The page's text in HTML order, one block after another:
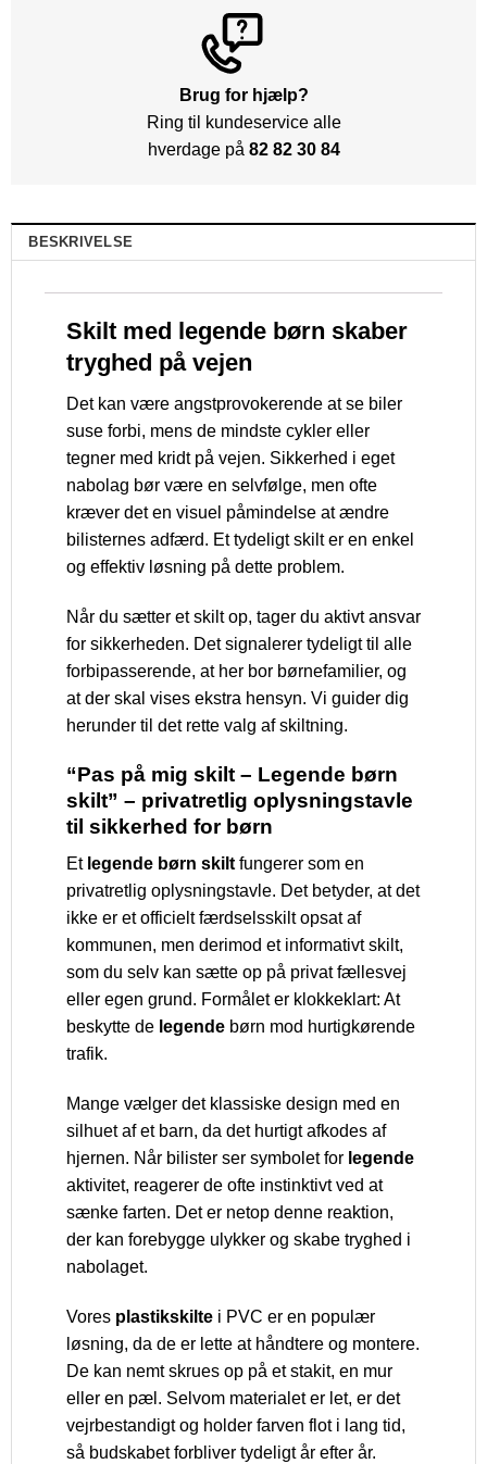
Brug for hjælp?
Ring til kundeservice alle
hverdage på 82 82 30 84
BESKRIVELSE
Skilt med legende børn skaber
tryghed på vejen
Det kan være angstprovokerende at se biler
suse forbi, mens de mindste cykler eller
tegner med kridt på vejen. Sikkerhed i eget
nabolag bør være en selvfølge, men ofte
kræver det en visuel påmindelse at ændre
bilisternes adfærd. Et tydeligt skilt er en enkel
og effektiv løsning på dette problem.
Når du sætter et skilt op, tager du aktivt ansvar
for sikkerheden. Det signalerer tydeligt til alle
forbipasserende, at her bor børnefamilier, og
at der skal vises ekstra hensyn. Vi guider dig
herunder til det rette valg af skiltning.
“Pas på mig skilt – Legende børn
skilt” – privatretlig oplysningstavle
til sikkerhed for børn
Et legende børn skiltfungerer som en
privatretlig oplysningstavle. Det betyder, at det
ikke er et officielt færdselsskilt opsat af
kommunen, men derimod et informativt skilt,
som du selv kan sætte op på privat fællesvej
eller egen grund. Formålet er klokkeklart: At
beskytte de legende børn mod hurtigkørende
trafik.
Mange vælger det klassiske design med en
silhuet af et barn, da det hurtigt afkodes af
hjernen. Når bilister ser symbolet for legende
aktivitet, reagerer de ofte instinktivt ved at
sænke farten. Det er netop denne reaktion,
der kan forebygge ulykker og skabe tryghed i
nabolaget.
Vores plastikskilte i PVC er en populær
løsning, da de er lette at håndtere og montere.
De kan nemt skrues op på et stakit, en mur
eller en pæl. Selvom materialet er let, er det
vejrbestandigt og holder farven flot i lang tid,
så budskabet forbliver tydeligt år efter år.